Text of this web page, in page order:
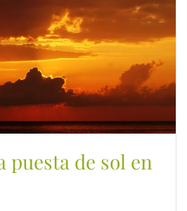
puesta de sol en